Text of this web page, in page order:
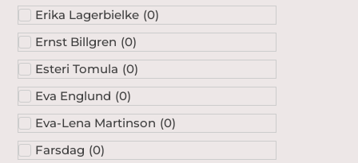
Erika Lagerbielke (0)
Ernst Billgren (0)
Esteri Tomula (0)
Eva Englund (0)
Eva-Lena Martinson (0)
Farsdag (0)